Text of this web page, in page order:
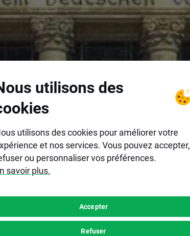
utilisons des
utilisons des cookies pour améliorer votre
et nos services. Vous pouvez accepter,
ou personnaliser vos préférences.
savoir plus.
Accepter
Refuser